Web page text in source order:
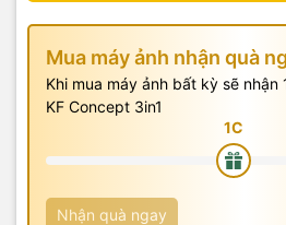
Mua máy ảnh nhận quà
Khi mua máy ảnh bất kỳ sẽ nhận
KF Concept 3in1
Nhận quà ngay